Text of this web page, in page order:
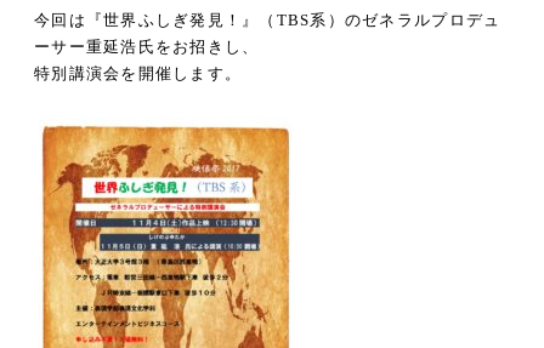
今回は『世界ふしぎ発見！』（ TBS系）のゼネラルプロデュ
ーサー重延浩氏をお招きし、
特別講演会を開催します。